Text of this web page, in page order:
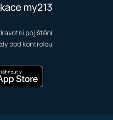
my213
pojištění
pod kontrolou